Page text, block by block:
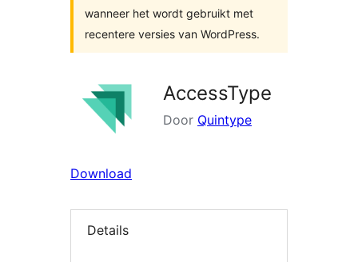
wanneer het wordt gebruikt met
recentere versies van WordPress.
AccessType
Door Quintype
Download
Details